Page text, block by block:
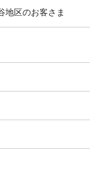
地区のお客さま